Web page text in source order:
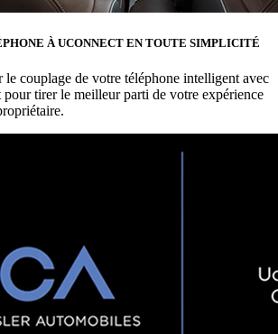
À UCONNECT EN TOUTE SIMPLICITÉ
le couplage de votre téléphone intelligent avec
tirer le meilleur parti de votre expérience